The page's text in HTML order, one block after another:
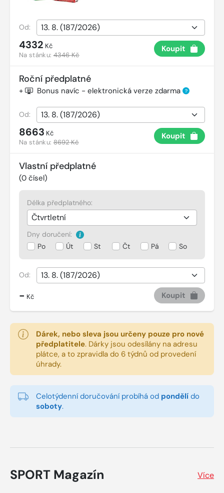
Od:
4332 Kč
Na stánku:4346 Kč
Koupit
Roční předplatné
+ Bonus navíc - elektronická verze zdarma ?
Od:
8663 Kč
Na stánku:8692 Kč
Koupit
Vlastní předplatné
(0 čísel)
Délka předplatného:
Dny doručení:
Po
Út St Čt Pá So
Od:
- Kč Koupit
Dárek, nebo sleva jsou určeny pouze pro nové
předplatitele. Dárky jsou odesílány na adresu
plátce, a to zpravidla do 6 týdnů od provedení
úhrady.
Celotýdenní doručování probíhá od pondělí do
soboty.
SPORT Magazín Více